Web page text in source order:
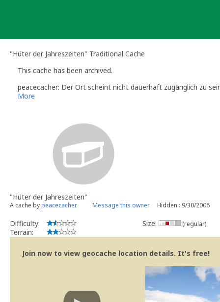
"Hüter der Jahreszeiten" Traditional Cache
This cache has been archived.
peacecacher: Der Ort scheint nicht dauerhaft zugänglich zu
More
"Hüter der Jahreszeiten"
A cache bypeacecacher Message this owner Hidden : 9/30/2006
Difficulty:
Terrain:
Size: (regular)
Join now to view geocache location details. It's free!